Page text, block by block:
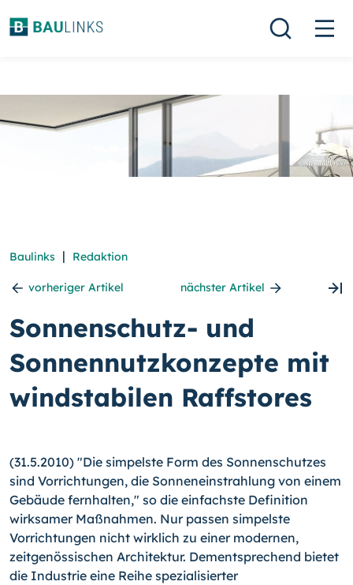
Baulinks | Redaktion
vorheriger Artikel nächster Artikel
Sonnenschutz- und
Sonnennutzkonzepte mit
windstabilen Raffstores
(31.5.2010) "Die simpelste Form des Sonnenschutzes
sind Vorrichtungen, die Sonneneinstrahlung von einem
Gebäude fernhalten," so die einfachste Definition
wirksamer Maßnahmen. Nur passen simpelste
Vorrichtungen nicht wirklich zu einer modernen,
zeitgenössischen Architektur. Dementsprechend bietet
die Industrie eine Reihe spezialisierter